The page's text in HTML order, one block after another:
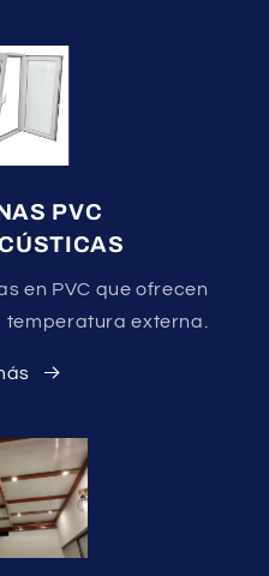
PVC
en PVC que ofrecen
temperatura externa.